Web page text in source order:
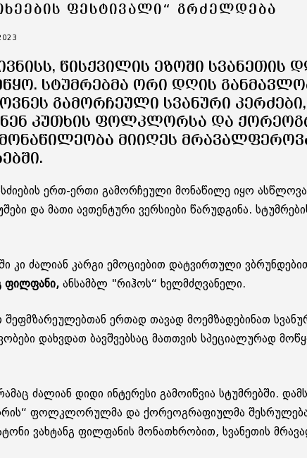
ᲤᲔᲡᲢᲘᲕᲐᲚᲘ“ ᲒᲠᲫᲔᲚᲓᲔᲑᲐ
ᲬᲘᲡ­ᲥᲕᲘ­ᲚᲘᲡ ᲔᲖᲝ­ᲨᲘ ᲡᲕᲐ­ᲜᲔ­ᲗᲘᲡ
ᲡᲢᲣᲛ­ᲠᲔᲑ­ᲛᲐ ᲝᲠᲘ ᲓᲦᲘᲡ
ᲒᲐ­ᲛᲝᲠ­ᲩᲔ­Უ­ᲚᲘ ᲡᲕᲐ­ᲜᲣ­ᲠᲘ
ᲙᲣ­ᲗᲮᲘᲡ ᲤᲝᲚᲙ­ᲚᲝᲠ­ᲡᲐ ᲓᲐ
ᲛᲘ­Ი­ᲦᲔᲡ
ერთ-ერთი გა­მორ­ჩე­უ­ლი მო­ნა­წი­ლე იყო
და მათი ავ­თენ­ტუ­რი ვერ­სი­ე­ბი წა­რუდ­გი­ნა.
კი ძა­ლი­ან კარ­გი ემო­ცი­ე­ბით დატ­ვირ­თუ­ლი
ფილ­ფა­ნი, ან­სამ­ბლ "რიჰოს“ ხელ­მძღვა­ნე­ლი.
ერ­თად თა­ვად მო­ემ­ზა­დე­ბი­ნათ
დახ­ვდათ ბავ­შვებ­საც მათ­თვის სპე­ცი­ა­ლუ­რად
ძა­ლი­ან დიდი ინ­ტე­რე­სი გა­მო­იწ­ვია სტუმ­რებ­ში.
ფოლკ­ლო­რულ­მა და ქო­რე­ოგ­რა­ფი­ულ­მა
ვახ­ტანგ ფილ­ფა­ნის მო­ნა­თხრო­ბით, სვა­ნე­თის